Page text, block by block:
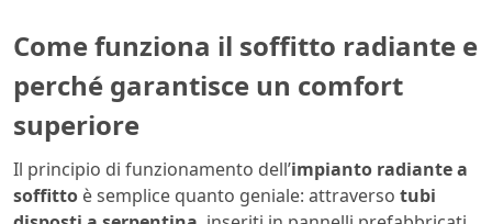
Come funziona il soffitto radiante e
perché garantisce un comfort
superiore
Il principio di funzionamento dell’impianto radiante a
soffitto è semplice quanto geniale: attraverso tubi